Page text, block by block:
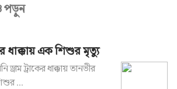
পড়ুন
ধাক্কায় এক শিশুর মৃত্যু
ড্রাম ট্রাকের ধাক্কায় তানভীর
...